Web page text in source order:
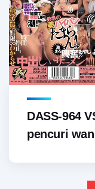
DASS-964
pencuri